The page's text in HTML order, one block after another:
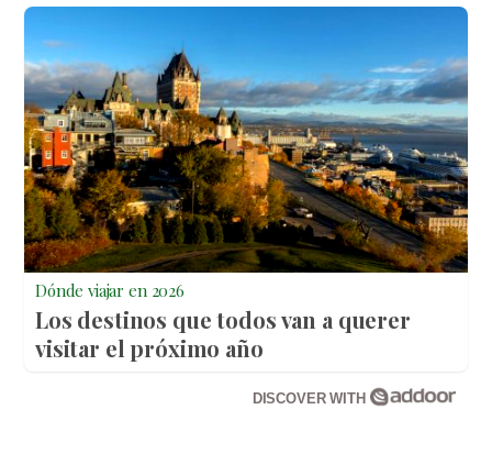
Dónde viajar en 2026
Los destinos que todos van a querer
visitar el próximo año
DISCOVER WITH